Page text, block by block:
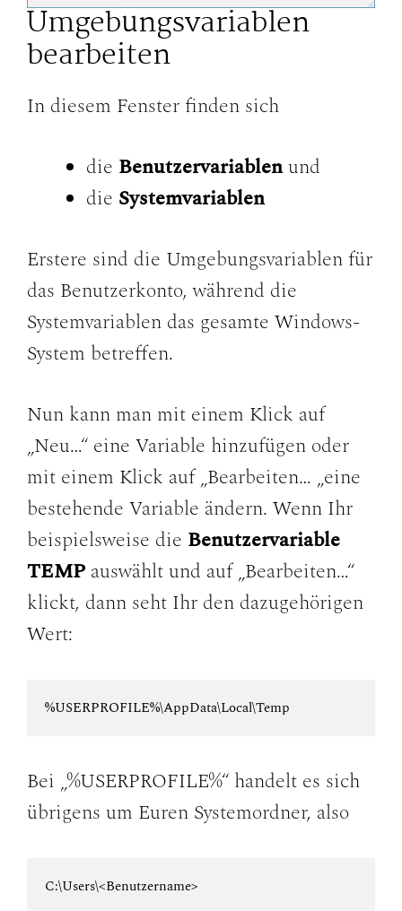
Umgebungsvariablen
bearbeiten
In diesem Fenster finden sich
die Benutzervariablenund
die Systemvariablen
Erstere sind die Umgebungsvariablen für
das Benutzerkonto, während die
Systemvariablen das gesamte Windows-
System betreffen.
Nun kann man mit einem Klick auf
„Neu…“ eine Variable hinzufügen oder
mit einem Klick auf „Bearbeiten… „eine
bestehende Variable ändern. Wenn Ihr
beispielsweise die Benutzervariable
TEMP auswählt und auf „Bearbeiten…“
klickt, dann seht Ihr den dazugehörigen
Wert:
%USERPROFILE%\AppData\Local\Temp
Bei „%USERPROFILE%“ handelt es sich
übrigens um Euren Systemordner, also
C:\Users\<Benutzername>